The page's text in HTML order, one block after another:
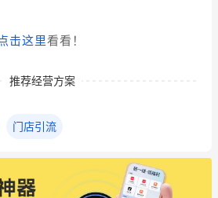
击这里看看！
推荐经营方案
门店引流